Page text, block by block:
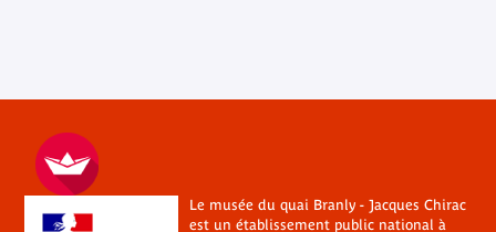
Le musée du quai Branly - Jacques Chirac
est un établissement public national à